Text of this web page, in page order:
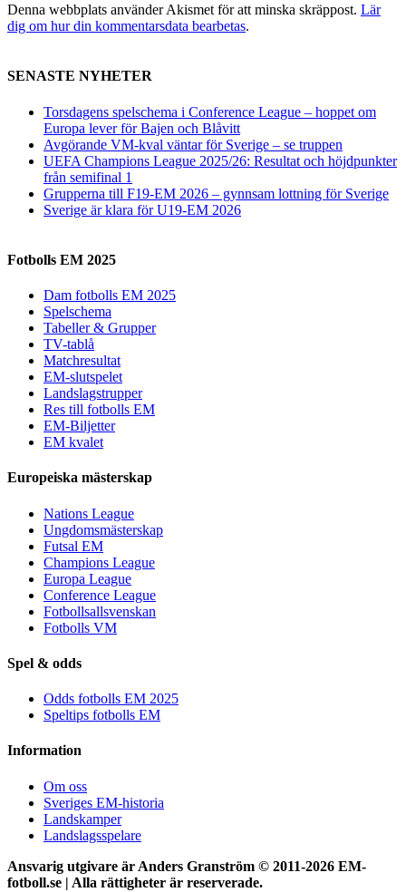
Denna webbplats använder Akismet för att minska skräppost. Lär
dig om hur din kommentarsdata bearbetas.
SENASTE NYHETER
Torsdagens spelschema i Conference League – hoppet om
Europa lever för Bajen och Blåvitt
Avgörande VM-kval väntar för Sverige – se truppen
UEFA Champions League 2025/26: Resultat och höjdpunkter
från semifinal 1
Grupperna till F19-EM 2026 – gynnsam lottning för Sverige
Sverige är klara för U19-EM 2026
Fotbolls EM 2025
Dam fotbolls EM 2025
Spelschema
Tabeller & Grupper
TV-tablå
Matchresultat
EM-slutspelet
Landslagstrupper
Res till fotbolls EM
EM-Biljetter
EM kvalet
Europeiska mästerskap
Nations League
Ungdomsmästerskap
Futsal EM
Champions League
Europa League
Conference League
Fotbollsallsvenskan
Fotbolls VM
Spel & odds
Odds fotbolls EM 2025
Speltips fotbolls EM
Information
Om oss
Sveriges EM-historia
Landskamper
Landslagsspelare
Ansvarig utgivare är Anders Granström © 2011-2026 EM-
fotboll.se | Alla rättigheter är reserverade.